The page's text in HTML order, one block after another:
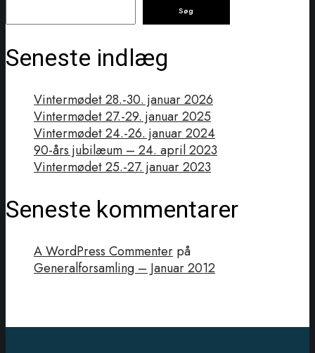
Søg
Seneste indlæg
Vintermødet 28.-30. januar 2026
Vintermødet 27.-29. januar 2025
Vintermødet 24.-26. januar 2024
90-års jubilæum – 24. april 2023
Vintermødet 25.-27. januar 2023
Seneste kommentarer
A WordPress Commenter på
Generalforsamling – Januar 2012